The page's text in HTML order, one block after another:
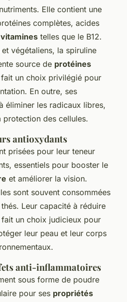
Elle contient une
complètes, acides
vitamines telles que le B12.
végétaliens, la spiruline
source de protéines
un choix privilégié pour
En outre, ses
éliminer les radicaux libres,
protection des cellules.
antioxydants
prisées pour leur teneur
essentiels pour booster le
et améliorer la vision.
sont souvent consommées
Leur capacité à réduire
un choix judicieux pour
leur peau et leur corps
anti-inflammatoires
sous forme de poudre
pour ses propriétés